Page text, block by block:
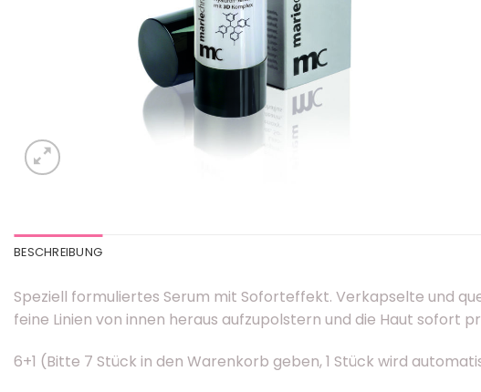
BESCHREIBUNG
Speziell formuliertes Serum mit Soforteffekt. Verkapselte und
feine Linien von innen heraus aufzupolstern und die Haut sofort
6+1 (Bitte 7 Stück in den Warenkorb geben, 1 Stück wird